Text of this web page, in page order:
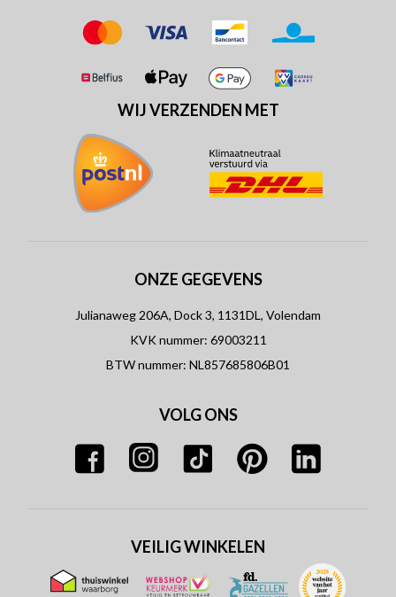
WIJ VERZENDEN MET
ONZE GEGEVENS
Julianaweg 206A, Dock 3, 1131DL, Volendam
KVK nummer: 69003211
BTW nummer: NL857685806B01
VOLG ONS
VEILIG WINKELEN